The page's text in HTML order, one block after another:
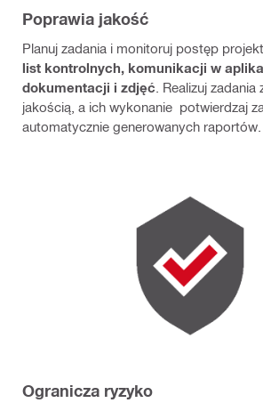
Poprawia jakość
Planuj zadania i monitoruj postęp
list kontrolnych, komunikacji w
dokumentacji i zdjęć . Realizuj
jakością, a ich wykonanie potwierdzaj
automatycznie generowanych raportów.
Ogranicza ryzyko